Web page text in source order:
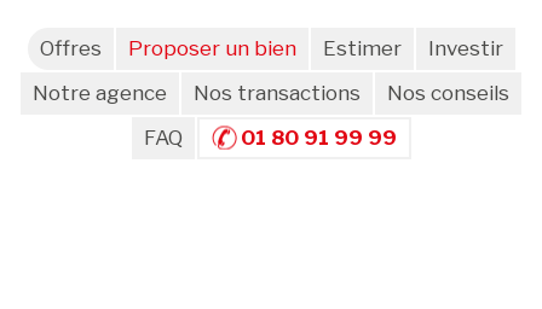
Offres Proposer un bien Estimer
Investir
Notre agence
Nos transactions
Nos conseils
FAQ
01 80 91 99 99